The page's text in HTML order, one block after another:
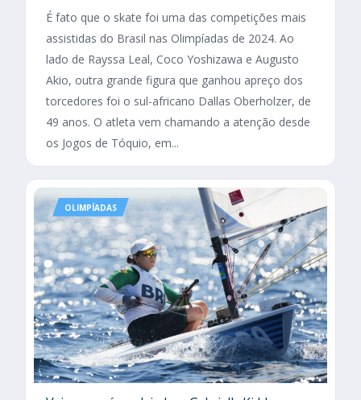
É fato que o skate foi uma das competições mais
assistidas do Brasil nas Olimpíadas de 2024. Ao
lado de Rayssa Leal, Coco Yoshizawa e Augusto
Akio, outra grande figura que ganhou apreço dos
torcedores foi o sul-africano Dallas Oberholzer, de
49 anos. O atleta vem chamando a atenção desde
os Jogos de Tóquio, em...
OLIMPÍADAS